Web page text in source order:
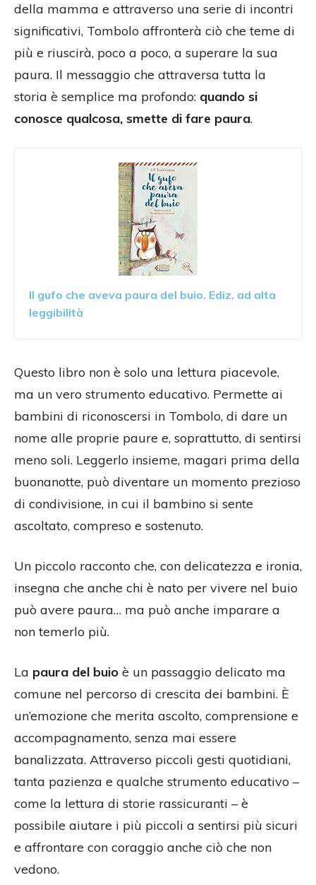
della mamma e attraverso una serie di incontri
significativi, Tombolo affronterà ciò che teme di
più e riuscirà, poco a poco, a superare la sua
paura. Il messaggio che attraversa tutta la
storia è semplice ma profondo: quando si
conosce qualcosa, smette di fare paura.
Il gufo che aveva paura del buio. Ediz. ad alta
leggibilità
Questo libro non è solo una lettura piacevole,
ma un vero strumento educativo. Permette ai
bambini di riconoscersi in Tombolo, di dare un
nome alle proprie paure e, soprattutto, di sentirsi
meno soli. Leggerlo insieme, magari prima della
buonanotte, può diventare un momento prezioso
di condivisione, in cui il bambino si sente
ascoltato, compreso e sostenuto.
Un piccolo racconto che, con delicatezza e ironia,
insegna che anche chi è nato per vivere nel buio
può avere paura… ma può anche imparare a
non temerlo più.
La paura del buio è un passaggio delicato ma
comune nel percorso di crescita dei bambini. È
un’emozione che merita ascolto, comprensione e
accompagnamento, senza mai essere
banalizzata. Attraverso piccoli gesti quotidiani,
tanta pazienza e qualche strumento educativo –
come la lettura di storie rassicuranti – è
possibile aiutare i più piccoli a sentirsi più sicuri
e affrontare con coraggio anche ciò che non
vedono.